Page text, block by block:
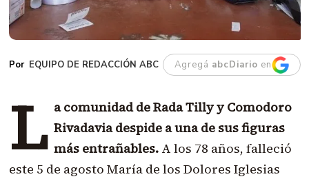
EQUIPO DE REDACCIÓN ABC Agregá abcDiario en
L a comunidad de Rada Tilly y Comodoro
Rivadavia despide a una de sus figuras
más entrañables.A los 78 años, falleció
este 5 de agosto María de los Dolores Iglesias